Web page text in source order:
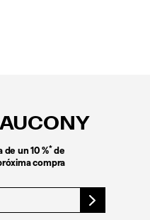
un 10 %*de
compra